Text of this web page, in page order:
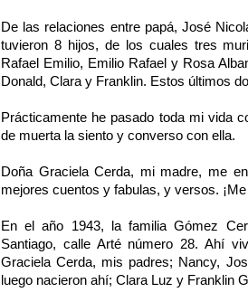
De las relaciones entre papá, José
tuvieron 8 hijos, de los cuales tres
Rafael Emilio, Emilio Rafael y Rosa
Donald, Clara y Franklin. Estos últimos
Prácticamente he pasado toda mi vida
de muerta la siento y converso con ella.
Doña Graciela Cerda, mi madre, me
mejores cuentos y fabulas, y versos.
En el año 1943, la familia Gómez
Santiago, calle Arté número 28. Ahí
Graciela Cerda, mis padres; Nancy,
luego nacieron ahí; Clara Luz y Franklin